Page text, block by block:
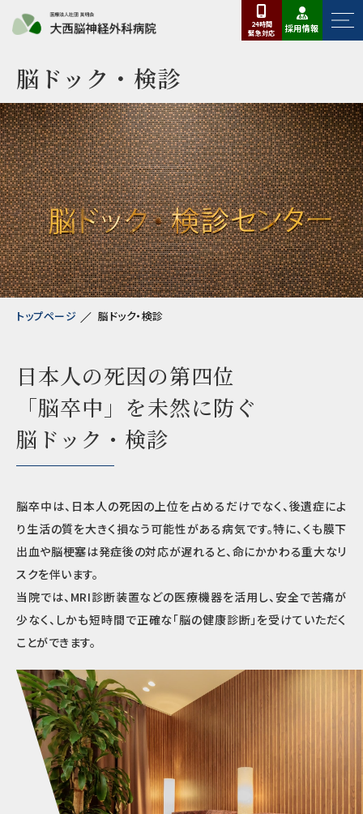
24時間
緊急対応 採用情報
脳ドック・検診
トップページ 脳ドック・検診
日本人の死因の第四位
「脳卒中」を未然に防ぐ
脳ドック・検診
脳卒中は、日本人の死因の上位を占めるだけでなく、後遺症によ
り生活の質を大きく損なう可能性がある病気です。特に、くも膜下
出血や脳梗塞は発症後の対応が遅れると、命にかかわる重大なリ
スクを伴います。
当院では、MRI診断装置などの医療機器を活用し、安全で苦痛が
少なく、しかも短時間で正確な「脳の健康診断」を受けていただく
ことができます。